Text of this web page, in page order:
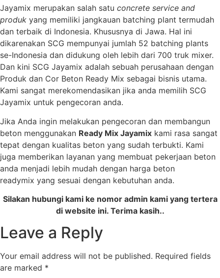
Jayamix merupakan salah satu concrete service and
produk yang memiliki jangkauan batching plant termudah
dan terbaik di Indonesia. Khususnya di Jawa. Hal ini
dikarenakan SCG mempunyai jumlah 52 batching plants
se-Indonesia dan didukung oleh lebih dari 700 truk mixer.
Dan kini SCG Jayamix adalah sebuah perusahaan dengan
Produk dan Cor Beton Ready Mix sebagai bisnis utama.
Kami sangat merekomendasikan jika anda memilih SCG
Jayamix untuk pengecoran anda.
Jika Anda ingin melakukan pengecoran dan membangun
beton menggunakan Ready Mix Jayamix kami rasa sangat
tepat dengan kualitas beton yang sudah terbukti. Kami
juga memberikan layanan yang membuat pekerjaan beton
anda menjadi lebih mudah dengan harga beton
readymix yang sesuai dengan kebutuhan anda.
Silakan hubungi kami ke nomor admin kami yang tertera
di website ini. Terima kasih..
Leave a Reply
Your email address will not be published. Required fields
are marked *